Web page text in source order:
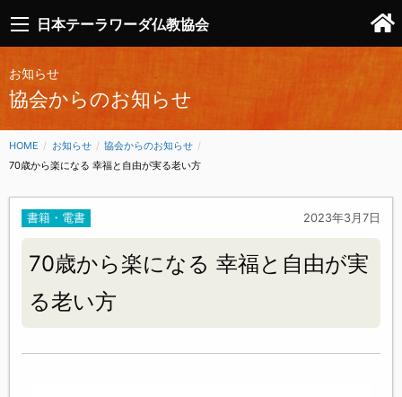
日本テーラワーダ仏教協会
お知らせ
協会からのお知らせ
HOME お知らせ
協会からのお知らせ
CURRENT:
70歳から楽になる 幸福と自由が実る老い方
書籍・電書 2023年3月7日
70歳から楽になる 幸福と自由が実
る老い方